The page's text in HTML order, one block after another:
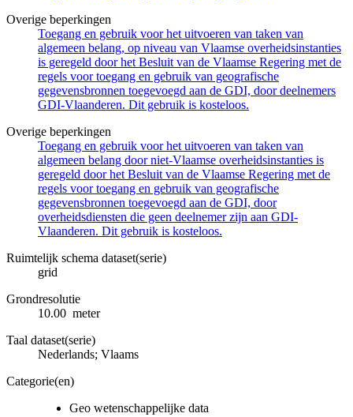
Overige beperkingen
Toegang en gebruik voor het uitvoeren van taken van
algemeen belang, op niveau van Vlaamse overheidsinstanties
is geregeld door het Besluit van de Vlaamse Regering met de
regels voor toegang en gebruik van geografische
gegevensbronnen toegevoegd aan de GDI, door deelnemers
GDI-Vlaanderen. Dit gebruik is kosteloos.
Overige beperkingen
Toegang en gebruik voor het uitvoeren van taken van
algemeen belang door niet-Vlaamse overheidsinstanties is
geregeld door het Besluit van de Vlaamse Regering met de
regels voor toegang en gebruik van geografische
gegevensbronnen toegevoegd aan de GDI, door
overheidsdiensten die geen deelnemer zijn aan GDI-
Vlaanderen. Dit gebruik is kosteloos.
Ruimtelijk schema dataset(serie)
grid
Grondresolutie
10.00 meter
Taal dataset(serie)
Nederlands; Vlaams
Categorie(en)
Geo wetenschappelijke data